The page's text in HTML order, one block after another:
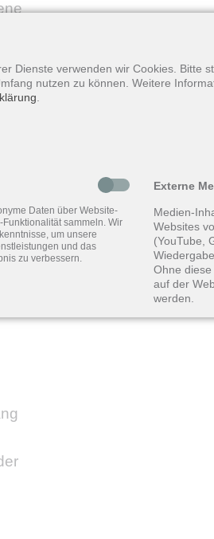
Dienste verwenden wir Cookies. Bitte
nutzen zu können. Weitere
Daten über Website-
Funktionalität sammeln. Wir
um unsere
und das
zu verbessern.
Externe
Medien-
Websites
(YouTube,
Ohne
auf der
werden.